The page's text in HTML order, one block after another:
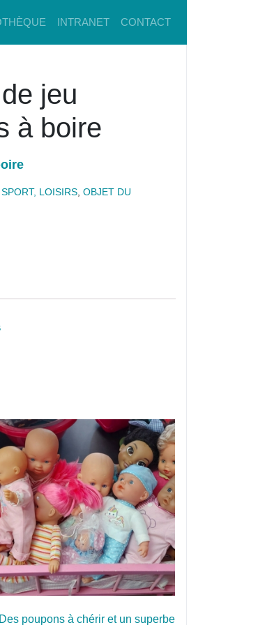
INTRANET CONTACT
jeu
à boire
LOISIRS, OBJET DU
Des poupons à chérir et un superbe